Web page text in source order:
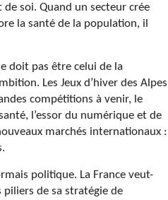
soi. Quand un secteur crée
la santé de la population, il
doit pas être celui de la
Les Jeux d’hiver des Alpes
compétitions à venir, le
l’essor du numérique et de
marchés internationaux :
politique. La France veut-
piliers de sa stratégie de